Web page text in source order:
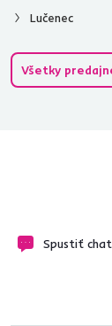
Lučenec
Všetky
Spustiť chat